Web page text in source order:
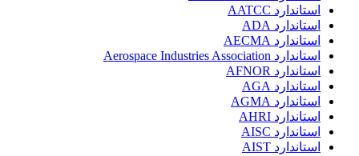
استاندارد AATCC
استاندارد ADA
استاندارد AECMA
استاندارد Aerospace Industries Association
استاندارد AFNOR
استاندارد AGA
استاندارد AGMA
استاندارد AHRI
استاندارد AISC
استاندارد AIST